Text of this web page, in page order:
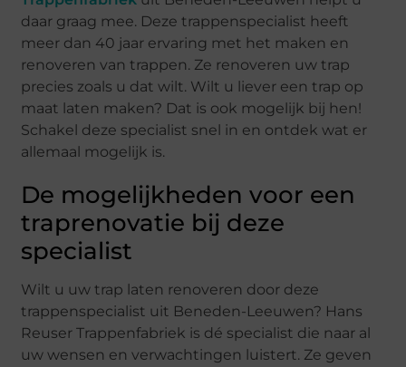
daar graag mee. Deze trappenspecialist heeft
meer dan 40 jaar ervaring met het maken en
renoveren van trappen. Ze renoveren uw trap
precies zoals u dat wilt. Wilt u liever een trap op
maat laten maken? Dat is ook mogelijk bij hen!
Schakel deze specialist snel in en ontdek wat er
allemaal mogelijk is.
De mogelijkheden voor een
traprenovatie bij deze
specialist
Wilt u uw trap laten renoveren door deze
trappenspecialist uit Beneden-Leeuwen? Hans
Reuser Trappenfabriek is dé specialist die naar al
uw wensen en verwachtingen luistert. Ze geven